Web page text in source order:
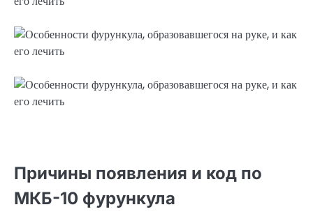
Причины появления и код по
МКБ-10 фурункула